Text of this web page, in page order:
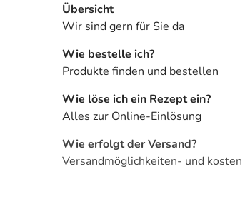
Übersicht
Wir sind gern für Sie da
Wie bestelle ich?
Produkte finden und bestellen
Wie löse ich ein Rezept ein?
Alles zur Online-Einlösung
Wie erfolgt der Versand?
Versandmöglichkeiten- und kosten